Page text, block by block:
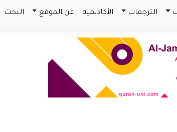
الترجمات الأكاديمية عن الموقع البحث